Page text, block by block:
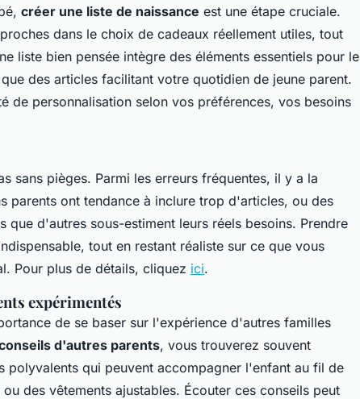
créer une liste de naissance est une étape cruciale.
dans le choix de cadeaux réellement utiles, tout
liste bien pensée intègre des éléments essentiels pour le
des articles facilitant votre quotidien de jeune parent.
de personnalisation selon vos préférences, vos besoins
sans pièges. Parmi les erreurs fréquentes, il y a la
parents ont tendance à inclure trop d'articles, ou des
que d'autres sous-estiment leurs réels besoins. Prendre
tout en restant réaliste sur ce que vous
Pour plus de détails, cliquez ici.
expérimentés
de se baser sur l'expérience d'autres familles
d'autres parents, vous trouverez souvent
polyvalents qui peuvent accompagner l'enfant au fil de
des vêtements ajustables. Écouter ces conseils peut